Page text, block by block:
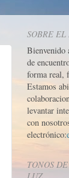
SOBRE
Bienvenido
de
forma real,
Estamos
levantar
con
electrónico:
TONOS
LUZ